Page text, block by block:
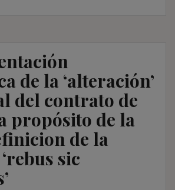
de la ‘alteración’
del contrato de
propósito de la
de la
sic